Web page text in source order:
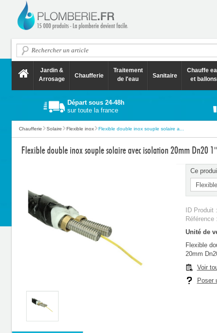
Jardin &
Arrosage
Chaufferie
Traitement
de l'eau
Sanitaire
Chauffe
et ballons
Départ sous 24-48h
sur toute la france
Chaufferie Solaire Flexible inox Flexible double inox souple solaire a...
Flexible double inox souple solaire avec isolation 20mm Dn20
Ce
ID Produit
Unité de
Flexible
20mm
Voir
Poser